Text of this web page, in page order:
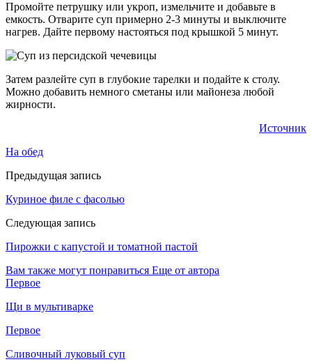
Промойте петрушку или укроп, измельчите и добавьте в
емкость. Отварите суп примерно 2-3 минуты и выключите
нагрев. Дайте первому настояться под крышкой 5 минут.
Затем разлейте суп в глубокие тарелки и подайте к столу.
Можно добавить немного сметаны или майонеза любой
жирности.
Источник
На обед
Предыдущая запись
Куриное филе с фасолью
Следующая запись
Пирожки с капустой и томатной пастой
Вам также могут понравиться Еще от автора
Первое
Щи в мультиварке
Первое
Сливочный луковый суп